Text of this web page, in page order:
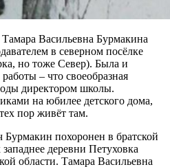
Васильевна Бурмакина
в северном посёлке
но тоже Север). Была и
– что своеобразная
директором школы.
на юбилее детского дома,
пор живёт там.
похоронен в братской
деревни Петуховка
области. Тамара Васильевна